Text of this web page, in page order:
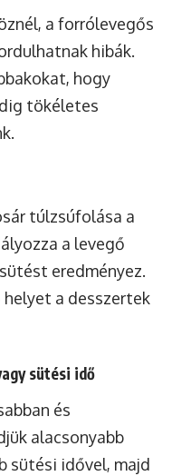
a forrólevegős
hibák.
hogy
tökéletes
túlzsúfolása a
a levegő
eredményez.
a desszertek
sütési idő
és
alacsonyabb
sütési idővel, majd